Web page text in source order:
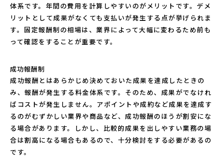
体系です。年間の費用を計算しやすいのがメリットです。デメ
リットとして成果がなくても支払いが発生する点が挙げられま
す。固定報酬制の相場は、業界によって大幅に変わるため前も
って確認をすることが重要です。
成功報酬制
成功報酬とはあらかじめ決めておいた成果を達成したときの
み、報酬が発生する料金体系です。そのため、成果がでなけれ
ばコストが発生しません。アポイントや成約など成果を達成す
るのがむずかしい業界や商品など、成功報酬のほうが割安にな
る場合があります。しかし、比較的成果を出しやすい業務の場
合は割高になる場合もあるので、十分検討をする必要があるの
です。